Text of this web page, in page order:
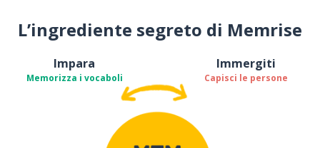
L’ingrediente segreto di Memrise
Impara
Memorizza i vocaboli
Immergiti
Capisci le persone